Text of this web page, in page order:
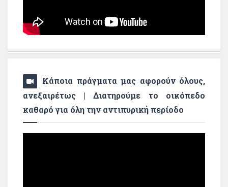
Κάποια πράγματα μας αφορούν όλους,
ανεξαιρέτως | Διατηρούμε το οικόπεδο
καθαρό για όλη την αντιπυρική περίοδο